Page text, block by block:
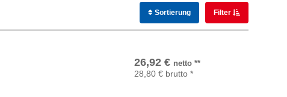
Sortierung Filter
26,92 € netto**
28,80 € brutto *
In den Warenkorb